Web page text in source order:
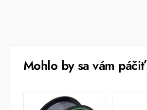
Mohlo by sa vám páčiť